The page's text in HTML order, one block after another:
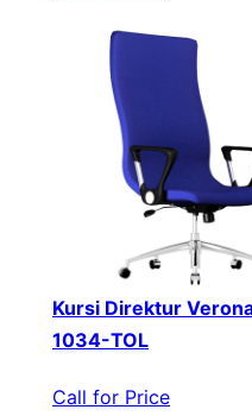
Kursi Direktur
1034-TOL
Call for Price